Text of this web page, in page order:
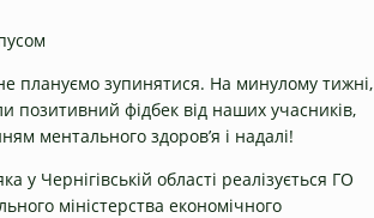
плануємо зупинятися. На минулому тижні,
позитивний фідбек від наших учасників,
ментального здоров’я і надалі!
Чернігівській області реалізується ГО
міністерства економічного